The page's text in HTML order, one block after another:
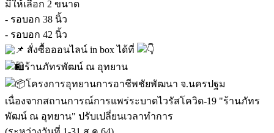
มีให้เลือก 2 ขนาด
- รอบอก 38 นิ้ว
- รอบอก 42 นิ้ว
สั่งซื้อออนไลน์ in box ได้ที่
ร้านภัทรพัฒน์ ณ อุทยาน
โครงการอุทยานการอาชีพชัยพัฒนา จ.นครปฐม
เนื่องจากสถานการณ์การแพร่ระบาดไวรัสโควิด-19 "ร้านภัทร
พัฒน์ ณ อุทยาน" ปรับเปลี่ยนเวลาทำการ